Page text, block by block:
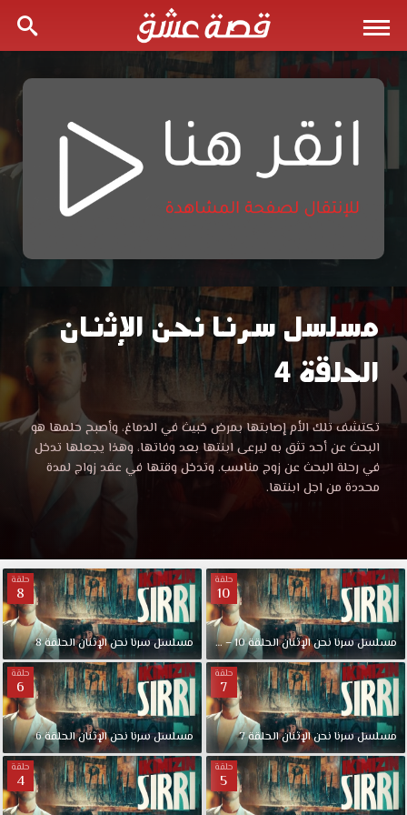
مسلسل
سرنا
نحن
الإثنان
4
مترجمة
قصة
عشق
مسلسل سرنا نحن الإثنان
الحلقة 4
مسلسل
سرنا
نحن
الإثنان
قصة
عشق
تويتر
مشاهدة
مباشرة
بجودات
متعددة
HD
مسلسل
سرنا
نحن
الاثنين
الحلقة
تكتشف تلك الأم إصابتها بمرض خبيث في الدماغ، وأصبح حلمها هو
البحث عن أحد تثق به ليرعى ابنتها بعد وفاتها، وهذا يجعلها تدخل
في رحلة البحث عن زوج مناسب. وتدخل وقتها في عقد زواج لمدة
محددة من اجل ابنتها.
حلقة
10
مسلسلسرنا نحنالإثنانالحلقة10
–
Final
حلقة
8
مسلسلسرنا نحنالإثنانالحلقة8
حلقة
7
مسلسلسرنا نحنالإثنانالحلقة7
حلقة
6
مسلسلسرنا نحنالإثنانالحلقة6
حلقة
5
حلقة
4